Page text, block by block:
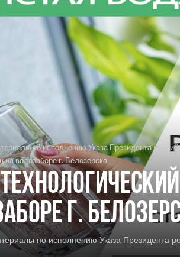
по исполнению Указа Президента
на водозаборе г. Белозерска
г.
по исполнению Указа Президента